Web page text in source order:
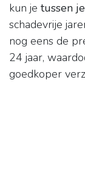
kun je tussen
schadevrije
nog eens de
24 jaar,
goedkoper